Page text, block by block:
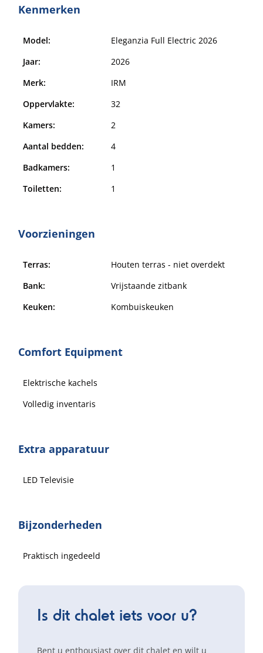
Kenmerken
Model:
Eleganzia Full Electric 2026
Jaar:
2026
Merk:
IRM
Oppervlakte:
32
Kamers:
2
Aantal bedden:
4
Badkamers:
1
Toiletten:
1
Voorzieningen
Terras:
Houten terras - niet overdekt
Bank:
Vrijstaande zitbank
Keuken:
Kombuiskeuken
Comfort Equipment
Elektrische kachels
Volledig inventaris
Extra apparatuur
LED Televisie
Bijzonderheden
Praktisch ingedeeld
Is dit chalet iets voor u?
Bent u enthousiast over dit chalet en wilt u